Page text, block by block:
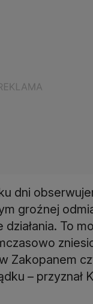
dni
groźnej
To
Zakopanem
– przyznał